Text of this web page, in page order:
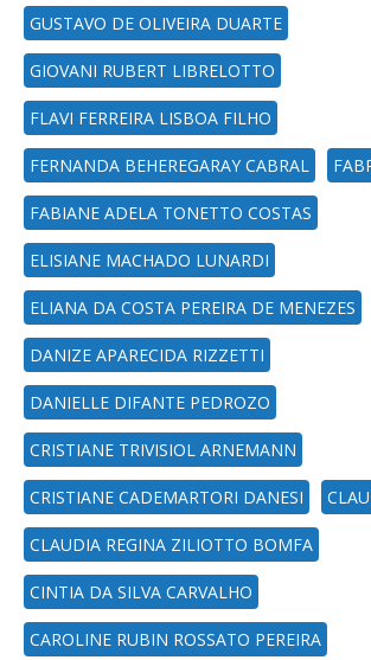
GUSTAVO DE OLIVEIRA DUARTE
GIOVANI RUBERT LIBRELOTTO
FLAVI FERREIRA LISBOA FILHO
FERNANDA BEHEREGARAY CABRAL
FABIANE ADELA TONETTO COSTAS
ELISIANE MACHADO LUNARDI
ELIANA DA COSTA PEREIRA DE MENEZES
DANIZE APARECIDA RIZZETTI
DANIELLE DIFANTE PEDROZO
CRISTIANE TRIVISIOL ARNEMANN
CRISTIANE CADEMARTORI DANESI
CLAUDIA REGINA ZILIOTTO BOMFA
CINTIA DA SILVA CARVALHO
CAROLINE RUBIN ROSSATO PEREIRA